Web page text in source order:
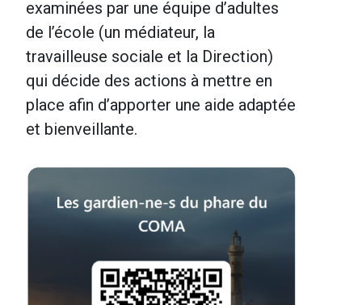
examinées par une équipe d’adultes
de l’école (un médiateur, la
travailleuse sociale et la Direction)
qui décide des actions à mettre en
place afin d’apporter une aide adaptée
et bienveillante.